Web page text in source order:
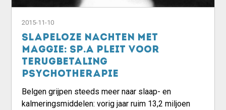
2015-11-10
Slapeloze nachten met
Maggie: sp.a pleit voor
terugbetaling
psychotherapie
Belgen grijpen steeds meer naar slaap- en
kalmeringsmiddelen: vorig jaar ruim 13,2 miljoen